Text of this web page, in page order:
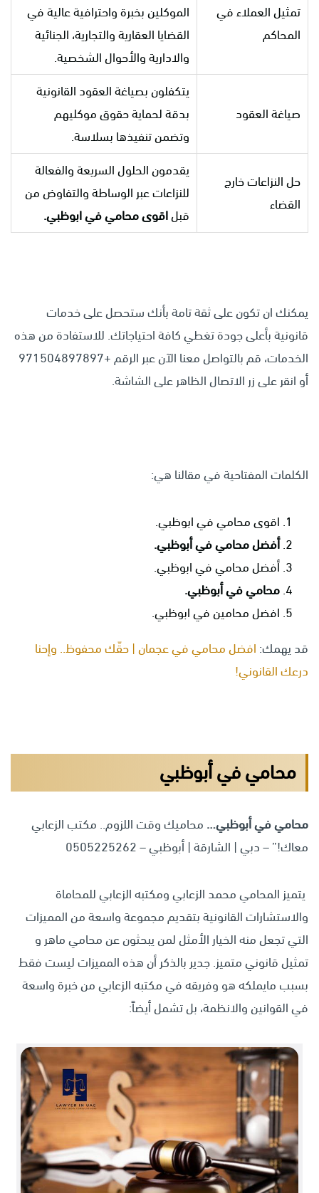
تمثيل العملاء في
المحاكم
الموكلين بخبرة واحترافية عالية في
القضايا العقارية والتجارية، الجنائية
والادارية والأحوال الشخصية.
صياغة العقود
يتكفلون بصياغة العقود القانونية
بدقة لحماية حقوق موكليهم
وتضمن تنفيذها بسلاسة.
حل النزاعات خارج
القضاء
يقدمون الحلول السريعة والفعالة
للنزاعات عبر الوساطة والتفاوض من
قبلاقوى محامي في ابوظبي.
يمكنك ان تكون على ثقة تامة بأنك ستحصل على خدمات
قانونية بأعلى جودة تغطي كافة احتياجاتك. للاستفادة من هذه
الخدمات، قم بالتواصل معنا الآن عبر الرقم +971504897897
أو انقر على زر الاتصال الظاهر على الشاشة.
الكلمات المفتاحية في مقالنا هي:
اقوى محامي في ابوظبي.
أفضل محامي في أبوظبي.
أفضل محامي في ابوظبي.
محامي في أبوظبي.
افضل محامين في ابوظبي.
قد يهمك: افضل محامي في عجمان | حقّك محفوظ.. وإحنا
درعك القانوني!
محامي في أبوظبي
محامي في أبوظبي… محاميك وقت اللزوم.. مكتب الزعابي
معاك!” – دبي | الشارقة | أبوظبي – 0505225262
يتميز المحامي محمد الزعابي ومكتبه الزعابي للمحاماة
والاستشارات القانونية بتقديم مجموعة واسعة من المميزات
التي تجعل منه الخيار الأمثل لمن يبحثون عن محامي ماهر و
تمثيل قانوني متميز. جدير بالذكر أن هذه المميزات ليست فقط
بسبب مايملكه هو وفريقه في مكتبه الزعابي من خبرة واسعة
في القوانين والانظمة، بل تشمل أيضاً: